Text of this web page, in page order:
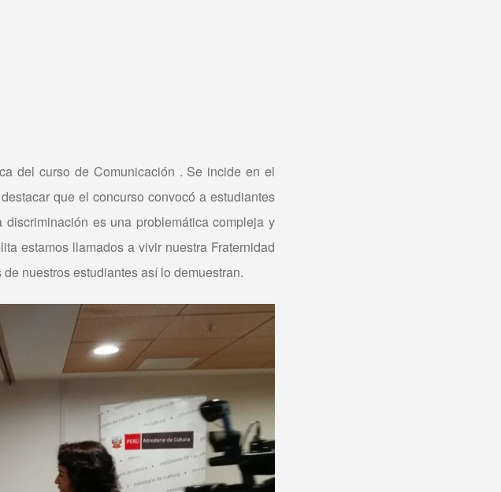
del curso de Comunicación . Se incide en el
que el concurso convocó a estudiantes
es una problemática compleja y
estamos llamados a vivir nuestra Fraternidad
nuestros estudiantes así lo demuestran.